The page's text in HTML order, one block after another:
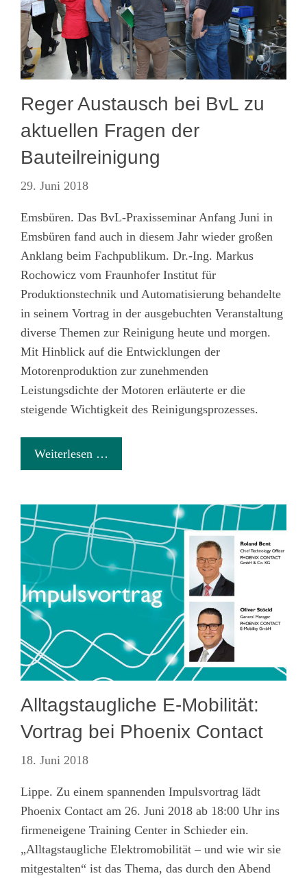
Reger Austausch bei BvL zu
aktuellen Fragen der
Bauteilreinigung
29. Juni 2018
Emsbüren. Das BvL-Praxisseminar Anfang Juni in
Emsbüren fand auch in diesem Jahr wieder großen
Anklang beim Fachpublikum. Dr.-Ing. Markus
Rochowicz vom Fraunhofer Institut für
Produktionstechnik und Automatisierung behandelte
in seinem Vortrag in der ausgebuchten Veranstaltung
diverse Themen zur Reinigung heute und morgen.
Mit Hinblick auf die Entwicklungen der
Motorenproduktion zur zunehmenden
Leistungsdichte der Motoren erläuterte er die
steigende Wichtigkeit des Reinigungsprozesses.
Weiterlesen …
Alltagstaugliche E-Mobilität:
Vortrag bei Phoenix Contact
18. Juni 2018
Lippe. Zu einem spannenden Impulsvortrag lädt
Phoenix Contact am 26. Juni 2018 ab 18:00 Uhr ins
firmeneigene Training Center in Schieder ein.
„Alltagstaugliche Elektromobilität – und wie wir sie
mitgestalten“ ist das Thema, das durch den Abend